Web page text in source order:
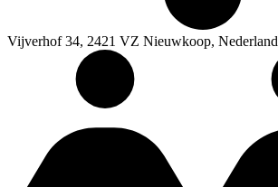
Vijverhof 34, 2421 VZ Nieuwkoop, Nederland